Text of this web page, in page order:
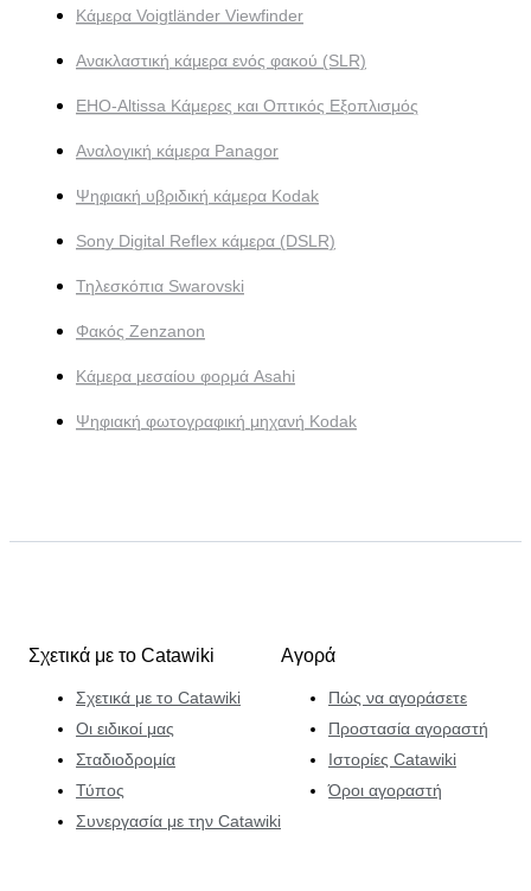
Κάμερα Voigtländer Viewfinder
Ανακλαστική κάμερα ενός φακού (SLR)
EHO-Altissa Κάμερες και Οπτικός Εξοπλισμός
Αναλογική κάμερα Panagor
Ψηφιακή υβριδική κάμερα Kodak
Sony Digital Reflex κάμερα (DSLR)
Τηλεσκόπια Swarovski
Φακός Zenzanon
Κάμερα μεσαίου φορμά Asahi
Ψηφιακή φωτογραφική μηχανή Kodak
Σχετικά με το Catawiki
Σχετικά με το Catawiki
Οι ειδικοί μας
Σταδιοδρομία
Τύπος
Συνεργασία με την Catawiki
Αγορά
Πώς να αγοράσετε
Προστασία αγοραστή
Ιστορίες Catawiki
Όροι αγοραστή